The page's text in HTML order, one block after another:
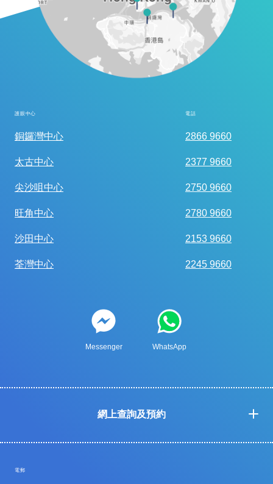
全面眼科視光檢查
護眼中心 電話
銅鑼灣中心 2866 9660
太古中心 2377 9660
尖沙咀中心 2750 9660
旺角中心 2780 9660
沙田中心 2153 9660
荃灣中心 2245 9660
Messenger WhatsApp
網上查詢及預約
電郵